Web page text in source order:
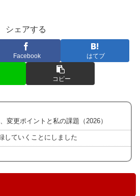
シェアする
Facebook はてブ
コピー
変更ポイントと私の課題（2026）
していくことにしました